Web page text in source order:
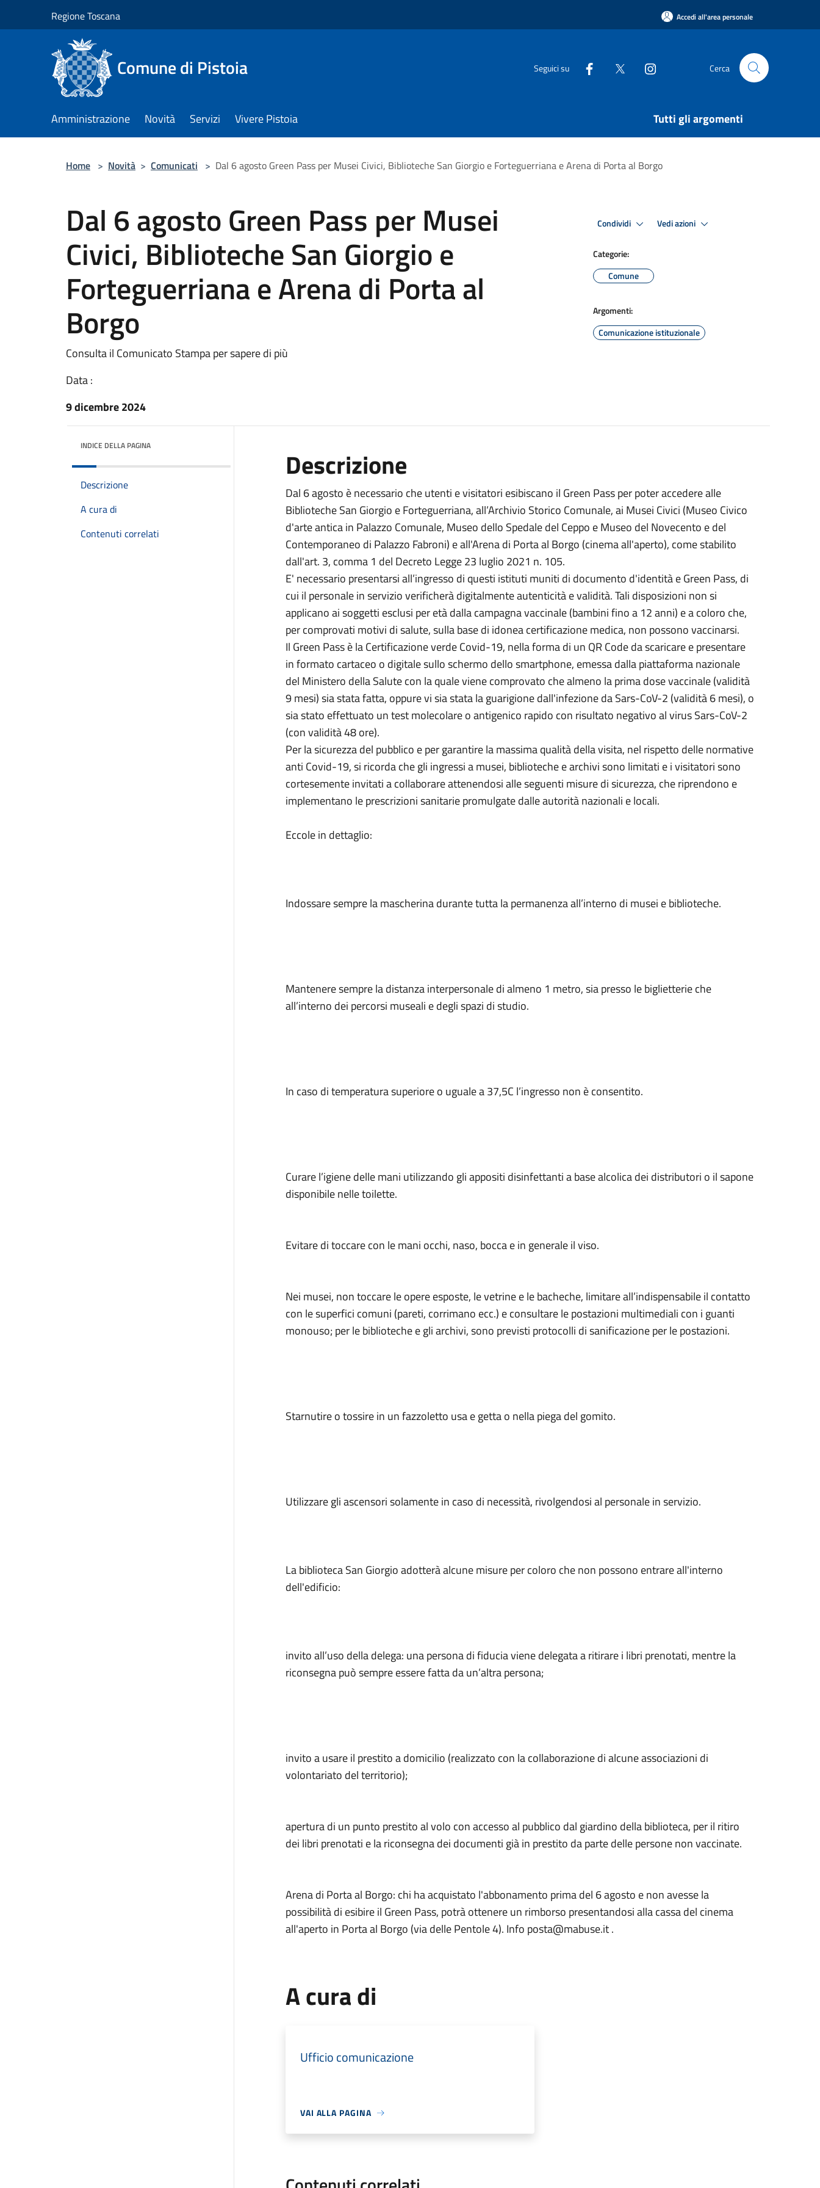
Regione Toscana Accedi all'area personale
Comune di Pistoia Seguici su Cerca
Amministrazione Novità Servizi Vivere Pistoia Tutti gli argomenti
Home > Novità > Comunicati > Dal 6 agosto Green Pass per Musei Civici, Biblioteche San Giorgio e Forteguerriana e Arena di Porta al Borgo
Dal 6 agosto Green Pass per Musei
Civici, Biblioteche San Giorgio e
Forteguerriana e Arena di Porta al
Borgo
Consulta il Comunicato Stampa per sapere di più
Data :
9 dicembre 2024
Condividi Vedi azioni
Categorie:
Comune
Argomenti:
Comunicazione istituzionale
INDICE DELLA PAGINA
Descrizione
A cura di
Contenuti correlati
Descrizione
Dal 6 agosto è necessario che utenti e visitatori esibiscano il Green Pass per poter accedere alle
Biblioteche San Giorgio e Forteguerriana, all’Archivio Storico Comunale, ai Musei Civici (Museo Civico
d'arte antica in Palazzo Comunale, Museo dello Spedale del Ceppo e Museo del Novecento e del
Contemporaneo di Palazzo Fabroni) e all'Arena di Porta al Borgo (cinema all'aperto), come stabilito
dall'art. 3, comma 1 del Decreto Legge 23 luglio 2021 n. 105.
E' necessario presentarsi all’ingresso di questi istituti muniti di documento d'identità e Green Pass, di
cui il personale in servizio verificherà digitalmente autenticità e validità. Tali disposizioni non si
applicano ai soggetti esclusi per età dalla campagna vaccinale (bambini fino a 12 anni) e a coloro che,
per comprovati motivi di salute, sulla base di idonea certificazione medica, non possono vaccinarsi.
Il Green Pass è la Certificazione verde Covid-19, nella forma di un QR Code da scaricare e presentare
in formato cartaceo o digitale sullo schermo dello smartphone, emessa dalla piattaforma nazionale
del Ministero della Salute con la quale viene comprovato che almeno la prima dose vaccinale (validità
9 mesi) sia stata fatta, oppure vi sia stata la guarigione dall'infezione da Sars-CoV-2 (validità 6 mesi), o
sia stato effettuato un test molecolare o antigenico rapido con risultato negativo al virus Sars-CoV-2
(con validità 48 ore).
Per la sicurezza del pubblico e per garantire la massima qualità della visita, nel rispetto delle normative
anti Covid-19, si ricorda che gli ingressi a musei, biblioteche e archivi sono limitati e i visitatori sono
cortesemente invitati a collaborare attenendosi alle seguenti misure di sicurezza, che riprendono e
implementano le prescrizioni sanitarie promulgate dalle autorità nazionali e locali.
Eccole in dettaglio:
Indossare sempre la mascherina durante tutta la permanenza all’interno di musei e biblioteche.
Mantenere sempre la distanza interpersonale di almeno 1 metro, sia presso le biglietterie che
all’interno dei percorsi museali e degli spazi di studio.
In caso di temperatura superiore o uguale a 37,5C l’ingresso non è consentito.
Curare l’igiene delle mani utilizzando gli appositi disinfettanti a base alcolica dei distributori o il sapone
disponibile nelle toilette.
Evitare di toccare con le mani occhi, naso, bocca e in generale il viso.
Nei musei, non toccare le opere esposte, le vetrine e le bacheche, limitare all’indispensabile il contatto
con le superfici comuni (pareti, corrimano ecc.) e consultare le postazioni multimediali con i guanti
monouso; per le biblioteche e gli archivi, sono previsti protocolli di sanificazione per le postazioni.
Starnutire o tossire in un fazzoletto usa e getta o nella piega del gomito.
Utilizzare gli ascensori solamente in caso di necessità, rivolgendosi al personale in servizio.
La biblioteca San Giorgio adotterà alcune misure per coloro che non possono entrare all'interno
dell'edificio:
invito all’uso della delega: una persona di fiducia viene delegata a ritirare i libri prenotati, mentre la
riconsegna può sempre essere fatta da un’altra persona;
invito a usare il prestito a domicilio (realizzato con la collaborazione di alcune associazioni di
volontariato del territorio);
apertura di un punto prestito al volo con accesso al pubblico dal giardino della biblioteca, per il ritiro
dei libri prenotati e la riconsegna dei documenti già in prestito da parte delle persone non vaccinate.
Arena di Porta al Borgo: chi ha acquistato l'abbonamento prima del 6 agosto e non avesse la
possibilità di esibire il Green Pass, potrà ottenere un rimborso presentandosi alla cassa del cinema
all'aperto in Porta al Borgo (via delle Pentole 4). Info posta@mabuse.it .
A cura di
Ufficio comunicazione
VAI ALLA PAGINA